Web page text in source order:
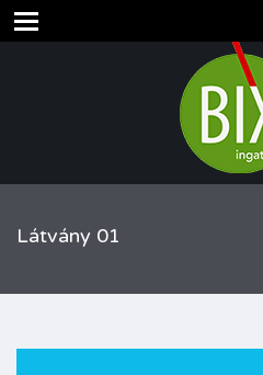
Látvány 01